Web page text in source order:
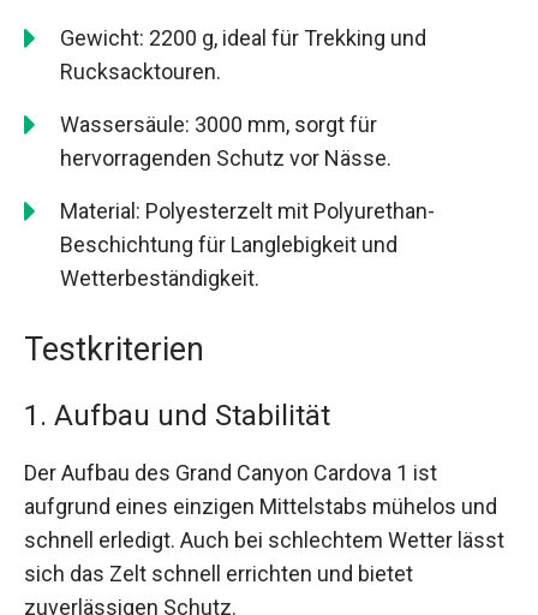
Gewicht: 2200 g, ideal für Trekking und
Rucksacktouren.
Wassersäule: 3000 mm, sorgt für
hervorragenden Schutz vor Nässe.
Material: Polyesterzelt mit Polyurethan-
Beschichtung für Langlebigkeit und
Wetterbeständigkeit.
Testkriterien
1. Aufbau und Stabilität
Der Aufbau des Grand Canyon Cardova 1 ist
aufgrund eines einzigen Mittelstabs mühelos und
schnell erledigt. Auch bei schlechtem Wetter lässt
sich das Zelt schnell errichten und bietet
zuverlässigen Schutz.